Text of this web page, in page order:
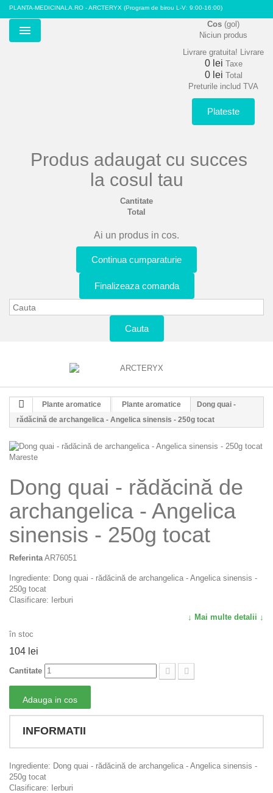
PLANTA-MEDICINALA.RO - ARCTERYX (Program de birou L-V: 9:00-16:00)
Menu
Cos (gol)
Niciun produs
Livrare gratuita! Livrare
0 lei Taxe
0 lei Total
Preturile includ TVA
Plateste
Produs adaugat cu succes
la cosul tau
Cantitate
Total
Ai un produs in cos.
Continua cumparaturie
Finalizeaza comanda
Cauta
Plante aromatice Plante aromatice
Dong quai -
rădăcină de archangelica - Angelica sinensis - 250g tocat
Mareste
Dong quai - rădăcină de
archangelica - Angelica
sinensis - 250g tocat
Referinta AR76051
Ingrediente: Dong quai - rădăcină de archangelica - Angelica sinensis -
250g tocat
Clasificare: Ierburi
↓ Mai multe detalii ↓
în stoc
104 lei
Cantitate
Adauga in cos
INFORMATII
Ingrediente: Dong quai - rădăcină de archangelica - Angelica sinensis -
250g tocat
Clasificare: Ierburi